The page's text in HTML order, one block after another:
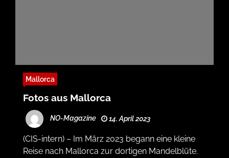
Mallorca
Fotos aus Mallorca
NO-Magazine 14. April 2023
(CIS-intern) – Im März 2023 begann eine kleine
Reise nach Mallorca zur dortigen Mandelblüte.